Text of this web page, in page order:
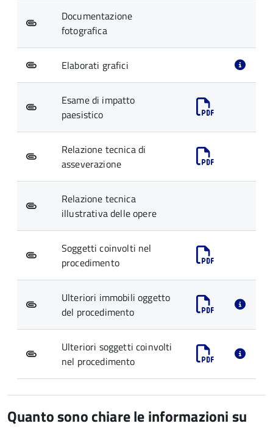
Documentazione
fotografica
Elaborati grafici
Esame di impatto
paesistico
Relazione tecnica di
asseverazione
Relazione tecnica
illustrativa delle opere
Soggetti coinvolti nel
procedimento
Ulteriori immobili oggetto
del procedimento
Ulteriori soggetti coinvolti
nel procedimento
Quanto sono chiare le informazioni su